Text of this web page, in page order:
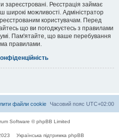
зареєстровані. Реєстрація займає
широкі можливості. Адміністратор
користувачам. Перед
що ви погоджуєтесь з правилами
Пам'ятайте, що ваше перебування
правилами.
Часовий пояс UTC+02:00
файли cookie
Software © phpBB Limited
Українська підтримка phpBB